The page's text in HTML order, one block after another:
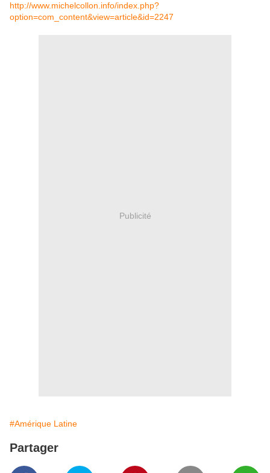
http://www.michelcollon.info/index.php?
option=com_content&view=article&id=2247
Publicité
#Amérique Latine
Partager